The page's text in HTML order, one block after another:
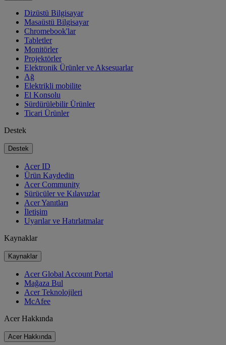
Dizüstü Bilgisayar
Masaüstü Bilgisayar
Chromebook'lar
Tabletler
Monitörler
Projektörler
Elektronik Ürünler ve Aksesuarlar
Ağ
Elektrikli mobilite
El Konsolu
Sürdürülebilir Ürünler
Ticari Ürünler
Destek
Destek
Acer ID
Ürün Kaydedin
Acer Community
Sürücüler ve Kılavuzlar
Acer Yanıtları
İletişim
Uyarılar ve Hatırlatmalar
Kaynaklar
Kaynaklar
Acer Global Account Portal
Mağaza Bul
Acer Teknolojileri
McAfee
Acer Hakkında
Acer Hakkında